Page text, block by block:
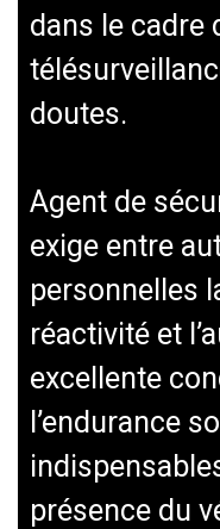
dans le cadre
doutes.
Agent de
exige entre
personnelles
réactivité et
excellente
l’endurance
présence du